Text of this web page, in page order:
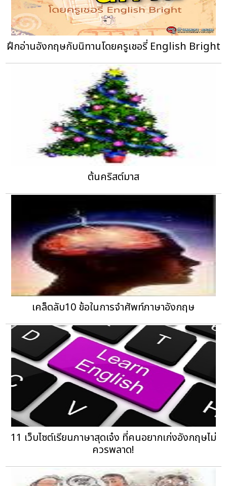
ฝึกอ่านอังกฤษกับนิทานโดยครูเชอรี่ English Bright
ต้นคริสต์มาส
เคล็ดลับ10 ข้อในการจำศัพท์ภาษาอังกฤษ
11 เว็บไซต์เรียนภาษาสุดเจ๋ง ที่คนอยากเก่งอังกฤษไม่
ควรพลาด!